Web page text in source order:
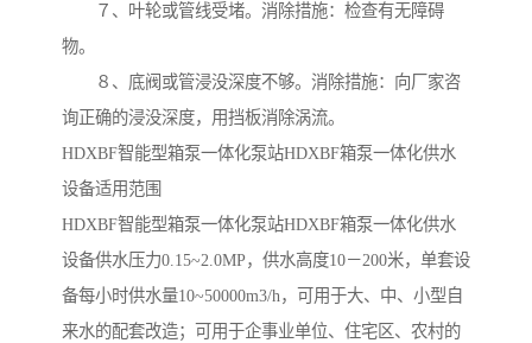
７、叶轮或管线受堵。消除措施：检查有无障碍
物。
８、底阀或管浸没深度不够。消除措施：向厂家咨
询正确的浸没深度，用挡板消除涡流。
HDXBF智能型箱泵一体化泵站HDXBF箱泵一体化供水
设备适用范围
HDXBF智能型箱泵一体化泵站HDXBF箱泵一体化供水
设备供水压力0.15~2.0MP，供水高度10－200米，单套设
备每小时供水量10~50000m3/h，可用于大、中、小型自
来水的配套改造；可用于企事业单位、住宅区、农村的